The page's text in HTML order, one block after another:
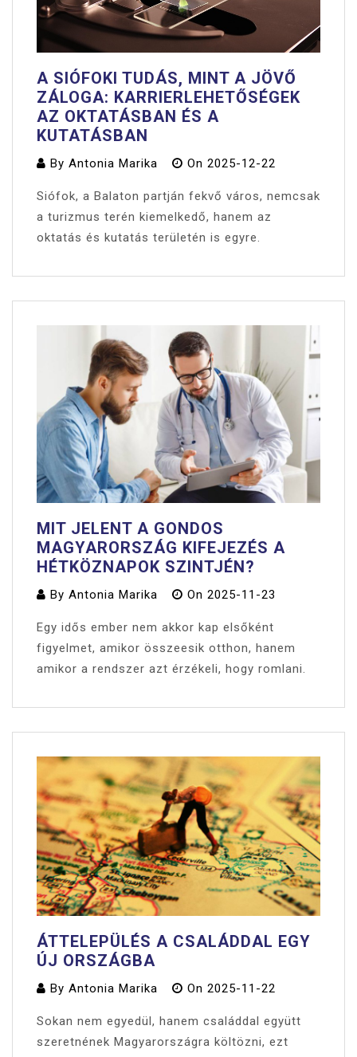
A SIÓFOKI TUDÁS, MINT A JÖVŐ
ZÁLOGA: KARRIERLEHETŐSÉGEK
AZ OKTATÁSBAN ÉS A
KUTATÁSBAN
By Antonia Marika On 2025-12-22
Siófok, a Balaton partján fekvő város, nemcsak
a turizmus terén kiemelkedő, hanem az
oktatás és kutatás területén is egyre.
MIT JELENT A GONDOS
MAGYARORSZÁG KIFEJEZÉS A
HÉTKÖZNAPOK SZINTJÉN?
By Antonia Marika On 2025-11-23
Egy idős ember nem akkor kap elsőként
figyelmet, amikor összeesik otthon, hanem
amikor a rendszer azt érzékeli, hogy romlani.
ÁTTELEPÜLÉS A CSALÁDDAL EGY
ÚJ ORSZÁGBA
By Antonia Marika On 2025-11-22
Sokan nem egyedül, hanem családdal együtt
szeretnének Magyarországra költözni, ezt